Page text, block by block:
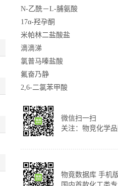
N-乙酰－L-脯氨酸
17α-羟孕酮
米帕林二盐酸盐
滴滴涕
氯普马嗪盐酸
氟奋乃静
2,6-二氯苯甲酸
微信扫一扫
关注：物竞化学
物竟数据库 手机